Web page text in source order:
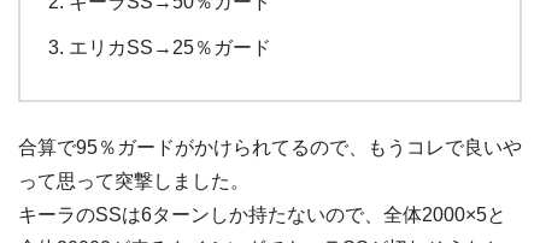
エリカSS→25％ガード
合算で95％ガードがかけられてるので、もうコレで良いや
って思って突撃しました。
キーラのSSは6ターンしか持たないので、全体2000×5と